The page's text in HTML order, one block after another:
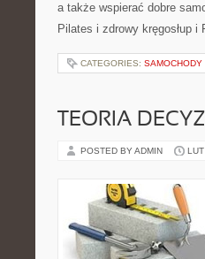
a także wspierać dobre
Pilates i zdrowy kręgosłup
CATEGORIES: SAMOCHODY
TEORIA
POSTED BY ADMIN